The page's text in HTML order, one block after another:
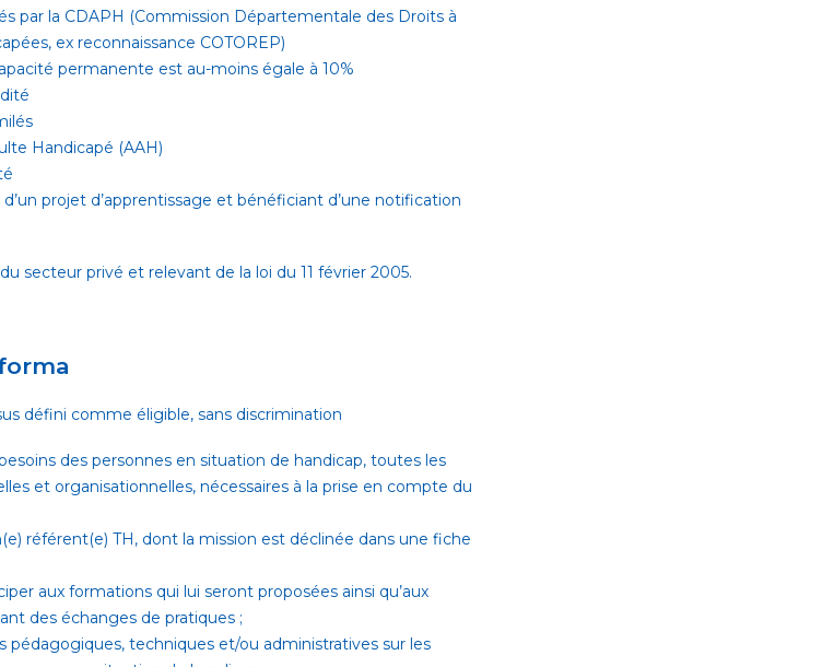
par la CDAPH (Commission Départementale des Droits à
ex reconnaissance COTOREP)
permanente est au-moins égale à 10%
Handicapé (AAH)
projet d’apprentissage et bénéficiant d’une notification
secteur privé et relevant de la loi du 11 février 2005.
défini comme éligible, sans discrimination
des personnes en situation de handicap, toutes les
et organisationnelles, nécessaires à la prise en compte du
référent(e) TH, dont la mission est déclinée dans une fiche
aux formations qui lui seront proposées ainsi qu’aux
des échanges de pratiques ;
pédagogiques, techniques et/ou administratives sur les